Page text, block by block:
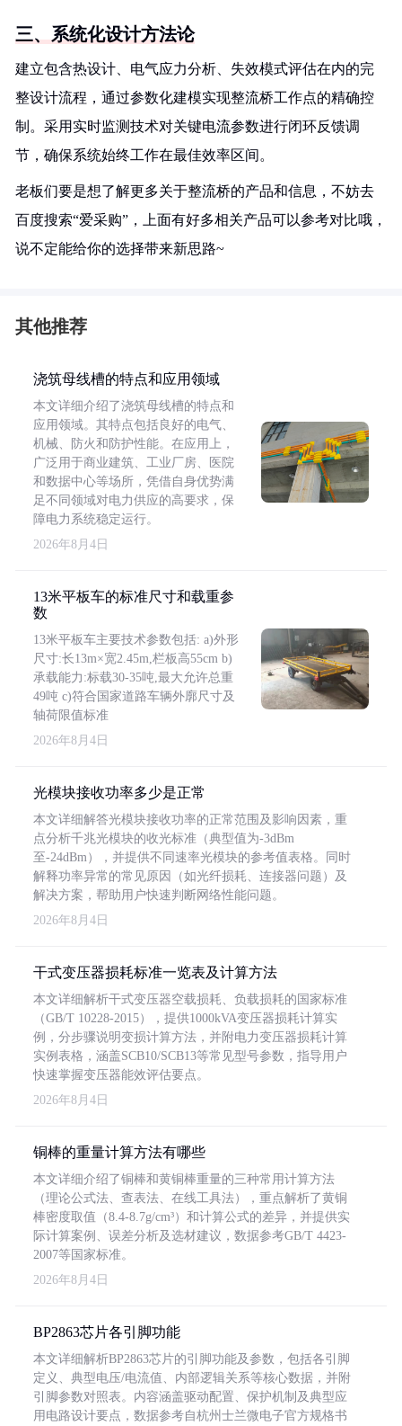
三、系统化设计方法论
建立包含热设计、电气应力分析、失效模式评估在内的完
整设计流程，通过参数化建模实现整流桥工作点的精确控
制。采用实时监测技术对关键电流参数进行闭环反馈调
节，确保系统始终工作在最佳效率区间。
老板们要是想了解更多关于整流桥的产品和信息，不妨去
百度搜索“爱采购”，上面有好多相关产品可以参考对比哦，
说不定能给你的选择带来新思路~
其他推荐
浇筑母线槽的特点和应用领域
本文详细介绍了浇筑母线槽的特点和
应用领域。其特点包括良好的电气、
机械、防火和防护性能。在应用上，
广泛用于商业建筑、工业厂房、医院
和数据中心等场所，凭借自身优势满
足不同领域对电力供应的高要求，保
障电力系统稳定运行。
2026年8月4日
13米平板车的标准尺寸和载重参
数
13米平板车主要技术参数包括: a)外形
尺寸:长13m×宽2.45m,栏板高55cm b)
承载能力:标载30-35吨,最大允许总重
49吨 c)符合国家道路车辆外廓尺寸及
轴荷限值标准
2026年8月4日
光模块接收功率多少是正常
本文详细解答光模块接收功率的正常范围及影响因素，重
点分析千兆光模块的收光标准（典型值为-3dBm
至-24dBm），并提供不同速率光模块的参考值表格。同时
解释功率异常的常见原因（如光纤损耗、连接器问题）及
解决方案，帮助用户快速判断网络性能问题。
2026年8月4日
干式变压器损耗标准一览表及计算方法
本文详细解析干式变压器空载损耗、负载损耗的国家标准
（GB/T 10228-2015），提供1000kVA变压器损耗计算实
例，分步骤说明变损计算方法，并附电力变压器损耗计算
实例表格，涵盖SCB10/SCB13等常见型号参数，指导用户
快速掌握变压器能效评估要点。
2026年8月4日
铜棒的重量计算方法有哪些
本文详细介绍了铜棒和黄铜棒重量的三种常用计算方法
（理论公式法、查表法、在线工具法），重点解析了黄铜
棒密度取值（8.4-8.7g/cm³）和计算公式的差异，并提供实
际计算案例、误差分析及选材建议，数据参考GB/T 4423-
2007等国家标准。
2026年8月4日
BP2863芯片各引脚功能
本文详细解析BP2863芯片的引脚功能及参数，包括各引脚
定义、典型电压/电流值、内部逻辑关系等核心数据，并附
引脚参数对照表。内容涵盖驱动配置、保护机制及典型应
用电路设计要点，数据参考自杭州士兰微电子官方规格书